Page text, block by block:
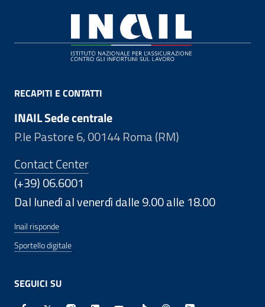
RECAPITI E CONTATTI
INAIL Sede centrale
P.le Pastore 6, 00144 Roma (RM)
Contact Center
(+39) 06.6001
Dal lunedì al venerdì dalle 9.00 alle 18.00
Inail risponde
Sportello digitale
SEGUICI SU